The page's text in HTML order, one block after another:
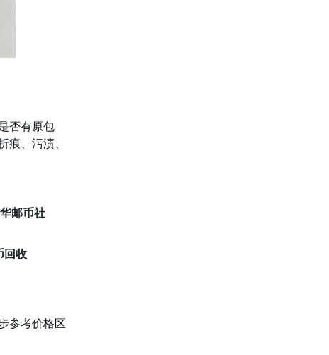
否有原包
、污渍、
邮币社
回收
参考价格区